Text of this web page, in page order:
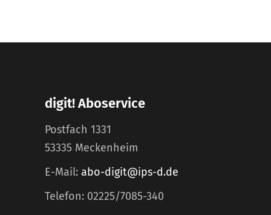
digit! Aboservice
Postfach 1331
53335 Meckenheim
E-Mail: abo-digit@ips-d.de
Telefon: 02225/7085-340